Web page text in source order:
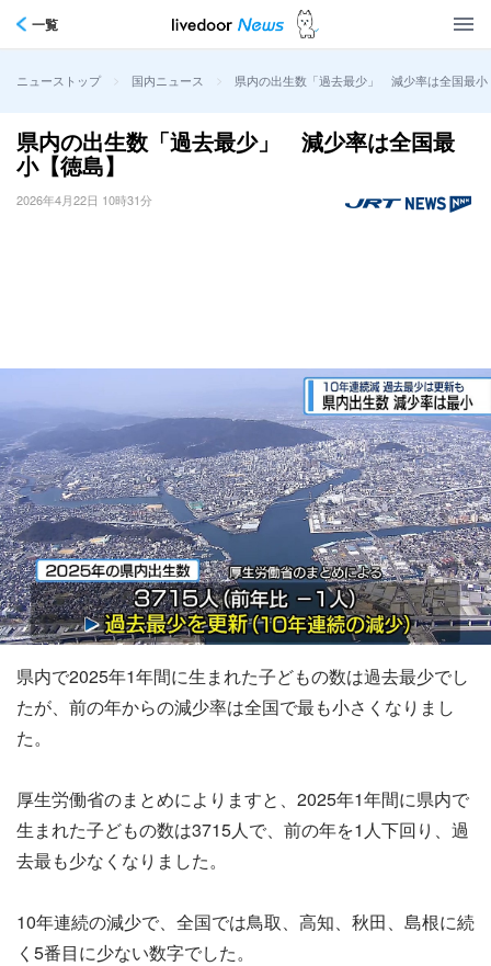
一覧
ニューストップ > 国内ニュース > 県内の出生数「過去最少」 減少率は全国最小
県内の出生数「過去最少」 減少率は全国最
小【徳島】
2026年4月22日 10時31分
県内で2025年1年間に生まれた子どもの数は過去最少でし
たが、前の年からの減少率は全国で最も小さくなりまし
た。
厚生労働省のまとめによりますと、2025年1年間に県内で
生まれた子どもの数は3715人で、前の年を1人下回り、過
去最も少なくなりました。
10年連続の減少で、全国では鳥取、高知、秋田、島根に続
く5番目に少ない数字でした。